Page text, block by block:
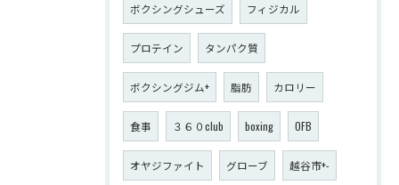
ボクシングシューズ フィジカル
プロテイン タンパク質
ボクシングジム+ 脂肪 カロリー
食事 ３６０club boxing OFB
オヤジファイト グローブ 越谷市+-